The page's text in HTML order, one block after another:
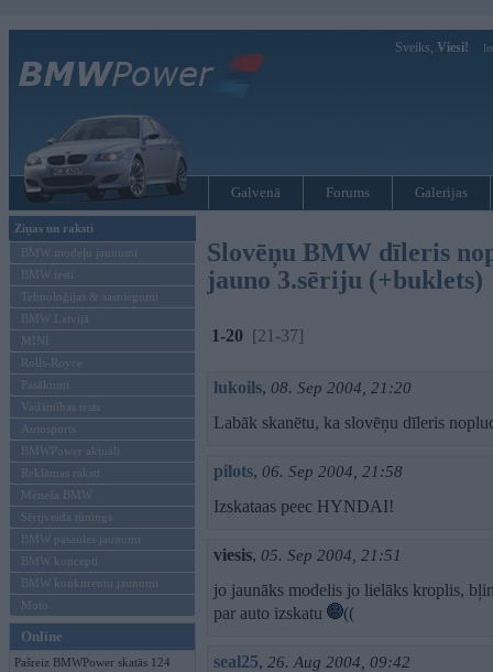
Sveiks, Viesi!
Galvenā Forums Galerijas
Ziņas un raksti
BMW modeļu jaunumi
BMW testi
Tehnoloģijas & sasniegumi
BMW Latvijā
MINI
Rolls-Royce
Pasākumi
Vadāmības tests
Autosports
BMWPower aktuāli
Reklāmas raksti
Mēneša BMW
Sērijveida tūnings
BMW pasaules jaunumi
BMW koncepti
BMW konkurentu jaunumi
Moto
Online
Pašreiz BMWPower skatās 124
Slovēņu BMW dīleris
jauno 3.sēriju (+buklets)
1-20 [21-37]
lukoils, 08. Sep 2004, 21:20
Labāk skanētu, ka slovēņu dīleris
pilots, 06. Sep 2004, 21:58
Izskataas peec HYNDAI!
viesis, 05. Sep 2004, 21:51
jo jaunāks modelis jo lielāks kroplis,
par auto izskatu
((
seal25, 26. Aug 2004, 09:42